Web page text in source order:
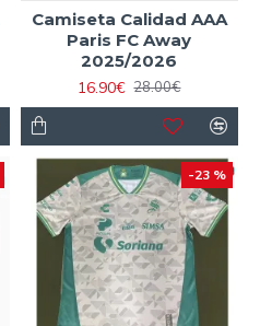
Camiseta Calidad AAA
Paris FC Away
2025/2026
16.90€ 28.00€
-23 %